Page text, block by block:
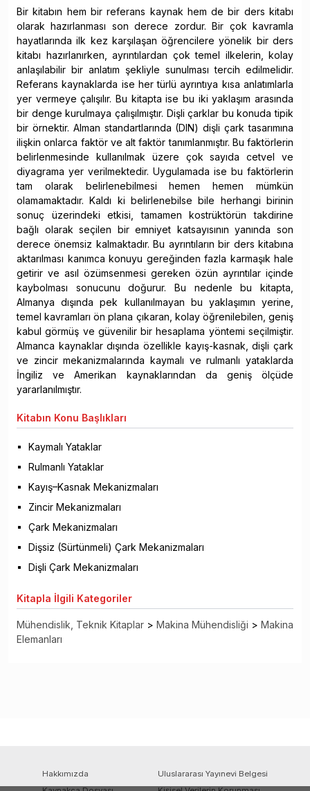
Bir kitabın hem bir referans kaynak hem de bir ders kitabı
olarak hazırlanması son derece zordur. Bir çok kavramla
hayatlarında ilk kez karşılaşan öğrencilere yönelik bir ders
kitabı hazırlanırken, ayrıntılardan çok temel ilkelerin, kolay
anlaşılabilir bir an­latım şekliyle sunulması tercih edilmelidir.
Referans kaynaklarda ise her türlü ayrıntıya kısa anlatımlarla
yer vermeye çalışılır. Bu kitapta ise bu iki yaklaşım arasında
bir denge kurulmaya çalışılmıştır. Dişli çarklar bu konuda tipik
bir örnektir. Alman standartla­rında (DIN) dişli çark tasarımına
ilişkin onlarca faktör ve alt faktör tanımlanmıştır. Bu faktörlerin
belirlenmesinde kullanılmak üzere çok sayıda cetvel ve
diyagrama yer ve­rilmektedir. Uygulamada ise bu faktörlerin
tam olarak belirlenebilmesi hemen hemen mümkün
olamamaktadır. Kaldı ki belirlenebilse bile herhangi birinin
sonuç üzerindeki etkisi, tamamen kostrüktörün takdirine
bağlı olarak seçilen bir emniyet katsayısının yanında son
derece önemsiz kalmaktadır. Bu ayrıntıların bir ders kitabına
aktarılması kanımca konuyu gereğinden fazla karmaşık hale
getirir ve asıl özümsenmesi gereken özün ayrıntılar içinde
kaybolması sonucunu doğurur. Bu nedenle bu kitapta,
Almanya dışında pek kullanılmayan bu yaklaşımın yerine,
temel kavramları ön plana çıkaran, kolay öğrenilebilen, geniş
kabul görmüş ve güvenilir bir hesaplama yöntemi seçilmiş­tir.
Almanca kaynaklar dışında özellikle kayış-kasnak, dişli çark
ve zincir mekanizma­larında kaymalı ve rulmanlı yataklarda
İngiliz ve Amerikan kaynaklarından da geniş ölçüde
yararlanılmıştır.
Kitabın Konu Başlıkları
Kaymalı Yataklar
Rulmanlı Yataklar
Kayış–Kasnak Mekanizmaları
Zincir Mekanizmaları
Çark Mekanizmaları
Dişsiz (Sürtünmeli) Çark Mekanizmaları
Dişli Çark Mekanizmaları
Kitapla İlgili Kategoriler
Mühendislik, Teknik Kitaplar > Makina Mühendisliği > Makina
Elemanları
Hakkımızda
Uluslararası Yayınevi Belgesi